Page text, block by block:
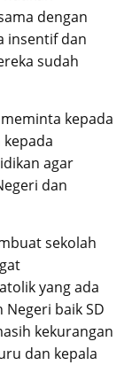
dengan
insentif dan
sudah
kepada
agar
dan
sekolah
yang ada
baik SD
kekurangan
dan kepala